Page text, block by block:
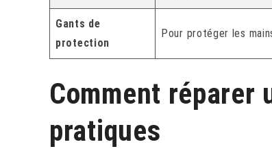
Gants de
protection
Pour protéger les
Comment réparer
pratiques